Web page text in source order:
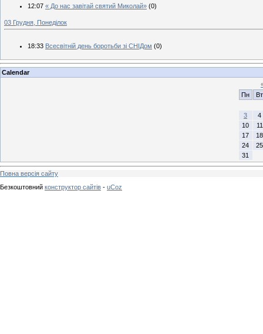
12:07 « До нас завітай святий Миколай» (0)
03 Грудня, Понеділок
18:33 Всесвітній день боротьби зі СНІДом (0)
Calendar
Пн
Вт
3
4
10
11
17
18
24
25
31
Повна версія сайту
Безкоштовний конструктор сайтів - uCoz